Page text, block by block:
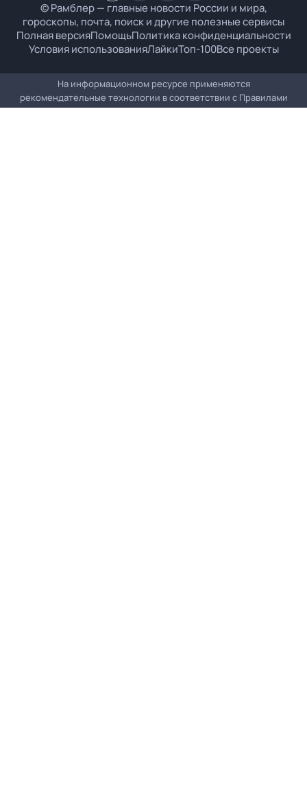
© Рамблер — главные новости России и мира,
гороскопы, почта, поиск и другие полезные сервисы
Полная версияПомощьПолитика конфиденциальности
Условия использованияЛайкиТоп-100Все проекты
На информационном ресурсе применяются
рекомендательные технологии в соответствии с Правилами